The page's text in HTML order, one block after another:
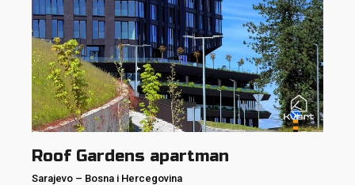
Roof Gardens apartman
Sarajevo – Bosna i Hercegovina